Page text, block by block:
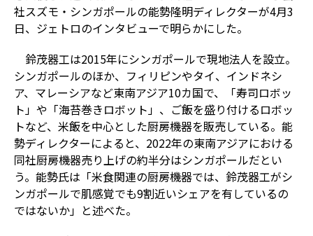
社スズモ・シンガポールの能勢隆明ディレクターが4月3
日、ジェトロのインタビューで明らかにした。
鈴茂器工は2015年にシンガポールで現地法人を設立。
シンガポールのほか、フィリピンやタイ、インドネシ
ア、マレーシアなど東南アジア10カ国で、「寿司ロボッ
ト」や「海苔巻きロボット」、ご飯を盛り付けるロボッ
トなど、米飯を中心とした厨房機器を販売している。能
勢ディレクターによると、2022年の東南アジアにおける
同社厨房機器売り上げの約半分はシンガポールだとい
う。能勢氏は「米食関連の厨房機器では、鈴茂器工がシ
ンガポールで肌感覚でも9割近いシェアを有しているの
ではないか」と述べた。